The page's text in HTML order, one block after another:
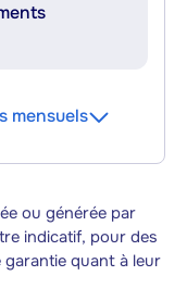
mensuels
ou générée par
indicatif, pour des
quant à leur